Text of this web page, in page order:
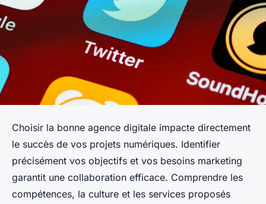
Choisir la bonne agence digitale impacte directement
le succès de vos projets numériques. Identifier
précisément vos objectifs et vos besoins marketing
garantit une collaboration efficace. Comprendre les
compétences, la culture et les services proposés